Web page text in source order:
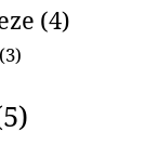
(4)
(3)